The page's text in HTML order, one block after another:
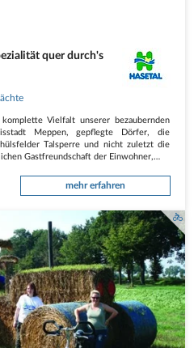
quer durch's
Vielfalt unserer bezaubernden
Meppen, gepflegte Dörfer, die
Talsperre und nicht zuletzt die
Gastfreundschaft der Einwohner,…
mehr erfahren